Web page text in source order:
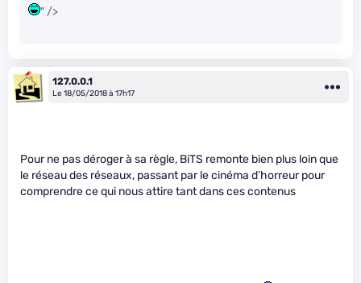
" />
127.0.0.1
Le 18/05/2018 à 17h17
Pour ne pas déroger à sa règle, BiTS remonte bien plus loin que
le réseau des réseaux, passant par le cinéma d’horreur pour
comprendre ce qui nous attire tant dans ces contenus